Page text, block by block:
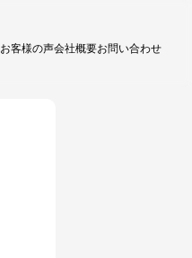
お客様の声会社概要お問い合わせ